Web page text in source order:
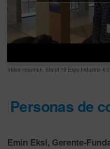
Vídeo resumen. Stand 19 Expo Industria
Personas de
Emin Eksi, Gerente-